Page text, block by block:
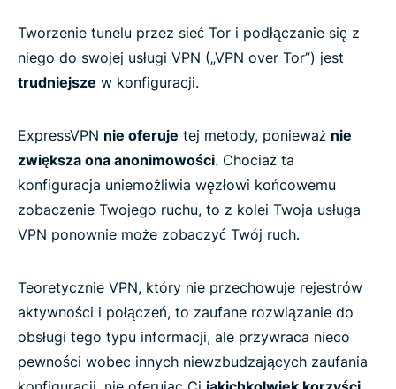
Tworzenie tunelu przez sieć Tor i podłączanie się z
niego do swojej usługi VPN („VPN over Tor”) jest
trudniejsze w konfiguracji.
ExpressVPN nie oferuje tej metody, ponieważ nie
zwiększa ona anonimowości. Chociaż ta
konfiguracja uniemożliwia węzłowi końcowemu
zobaczenie Twojego ruchu, to z kolei Twoja usługa
VPN ponownie może zobaczyć Twój ruch.
Teoretycznie VPN, który nie przechowuje rejestrów
aktywności i połączeń, to zaufane rozwiązanie do
obsługi tego typu informacji, ale przywraca nieco
pewności wobec innych niewzbudzających zaufania